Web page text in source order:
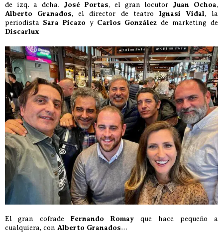
de izq. a dcha. José Portas, el gran locutor Juan Ochoa,
Alberto Granados, el director de teatro Ignasi Vidal, la
periodista Sara Picazo y Carlos González de marketing de
Discarlux
El gran cofrade Fernando Romay que hace pequeño a
cualquiera, con Alberto Granados…